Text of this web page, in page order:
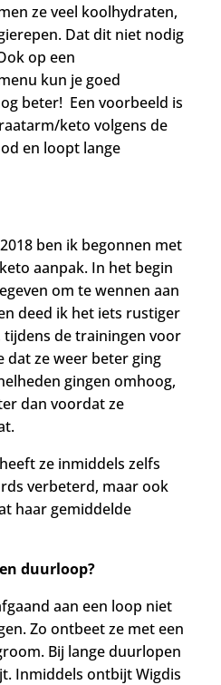
ze veel koolhydraten,
Dat dit niet nodig
op een
kun je goed
beter! Een voorbeeld is
keto volgens de
en loopt lange
ben ik begonnen met
aanpak. In het begin
om te wennen aan
deed ik het iets rustiger
tijdens de trainingen voor
dat ze weer beter ging
gingen omhoog,
dan voordat ze
ze inmiddels zelfs
verbeterd, maar ook
haar gemiddelde
duurloop?
aan een loop niet
Zo ontbeet ze met een
Bij lange duurlopen
Inmiddels ontbijt Wigdis